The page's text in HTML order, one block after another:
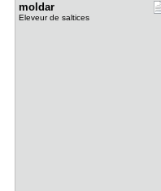
moldar
Eleveur de saltices